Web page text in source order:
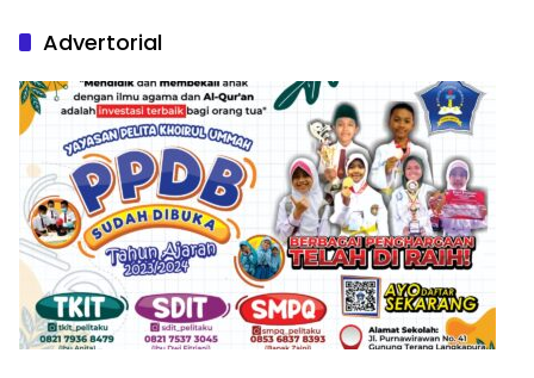
Advertorial